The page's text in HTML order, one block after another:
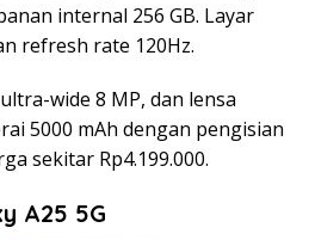
internal 256 GB. Layar
refresh rate 120Hz.
wide 8 MP, dan lensa
5000 mAh dengan pengisian
sekitar Rp4.199.000.
A25 5G